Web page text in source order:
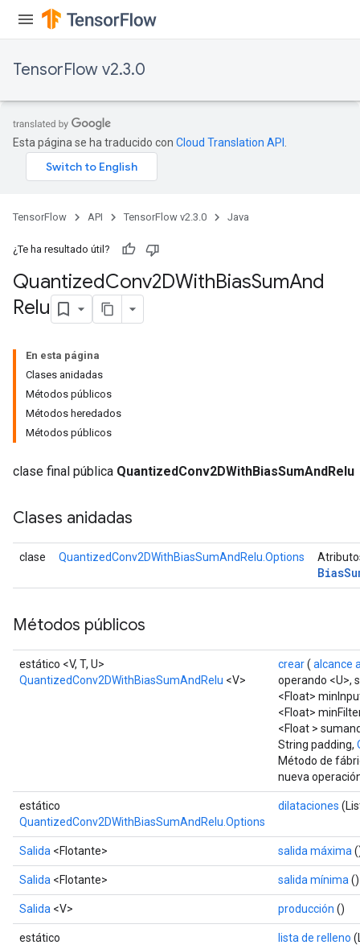
TensorFlow v2.3.0
Esta página se ha traducido con Cloud Translation API
TensorFlow API TensorFlow v2.3.0 Java
¿Te ha resultado útil?
QuantizedConv2DWithBiasSumAnd
Relu
En esta página
Clases anidadas
Métodos públicos
Métodos heredados
Métodos públicos
clase final pública QuantizedConv2DWithBiasSumAndRelu
Clases anidadas
clase QuantizedConv2DWithBiasSumAndRelu.Options
Bias
Métodos públicos
estático <V, T, U>
QuantizedConv2DWithBiasSumAndRelu <V>
crear( alcance
operando <U>,
<Float>
<Float>
<Float >
String padding,
Método de
nueva
estático
QuantizedConv2DWithBiasSumAndRelu.Options
dilataciones
Salida <Flotante> salida máxima
Salida <Flotante> salida mínima ()
Salida <V> producción ()
estático
lista de relleno